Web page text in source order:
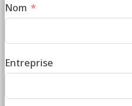
Nom
Entreprise